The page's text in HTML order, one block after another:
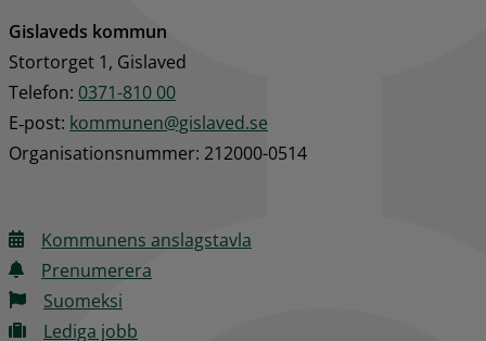
Gislaveds kommun
Stortorget 1, Gislaved
Telefon: 0371-810 00
E‑post: kommunen@gislaved.se
Organisationsnummer: 212000-0514
Kommunens anslagstavla
Prenumerera
Suomeksi
Lediga jobb